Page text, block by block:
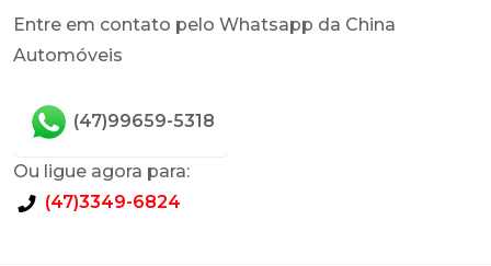
Entre em contato pelo Whatsapp da China
Automóveis
(47)99659-5318
Ou ligue agora para:
(47)3349-6824